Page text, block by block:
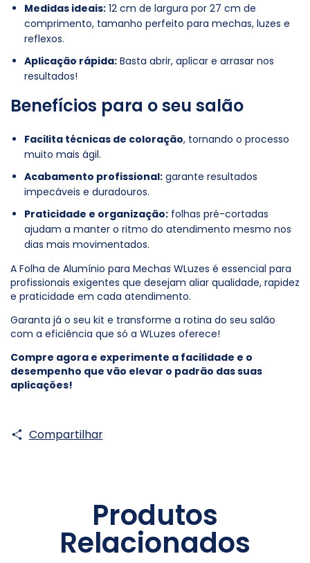
Medidas ideais: 12 cm de largura por 27 cm de
comprimento, tamanho perfeito para mechas, luzes e
reflexos.
Aplicação rápida: Basta abrir, aplicar e arrasar nos
resultados!
Benefícios para o seu salão
Facilita técnicas de coloração, tornando o processo
muito mais ágil.
Acabamento profissional: garante resultados
impecáveis e duradouros.
Praticidade e organização: folhas pré-cortadas
ajudam a manter o ritmo do atendimento mesmo nos
dias mais movimentados.
A Folha de Alumínio para Mechas WLuzes é essencial para
profissionais exigentes que desejam aliar qualidade, rapidez
e praticidade em cada atendimento.
Garanta já o seu kit e transforme a rotina do seu salão
com a eficiência que só a WLuzes oferece!
Compre agora e experimente a facilidade e o
desempenho que vão elevar o padrão das suas
aplicações!
Compartilhar
Produtos
Relacionados